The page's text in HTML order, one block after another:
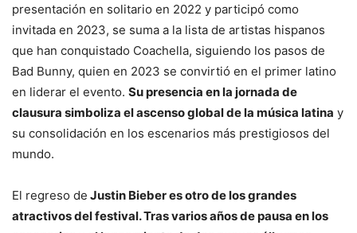
presentación en solitario en 2022 y participó como
invitada en 2023, se suma a la lista de artistas hispanos
que han conquistado Coachella, siguiendo los pasos de
Bad Bunny, quien en 2023 se convirtió en el primer latino
en liderar el evento. Su presencia en la jornada de
clausura simboliza el ascenso global de la música latina y
su consolidación en los escenarios más prestigiosos del
mundo.
El regreso de Justin Bieber es otro de los grandes
atractivos del festival. Tras varios años de pausa en los